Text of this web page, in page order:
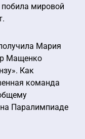
мировой
Мария
Мащенко
Как
команда
Паралимпиаде